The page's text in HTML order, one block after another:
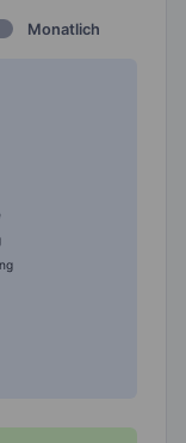
Monatlich